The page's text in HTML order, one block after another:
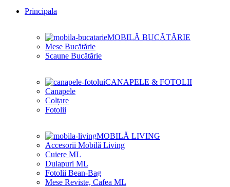
Principala
MOBILĂ BUCĂTĂRIE
Mese Bucătărie
Scaune Bucătărie
CANAPELE & FOTOLII
Canapele
Colțare
Fotolii
MOBILĂ LIVING
Accesorii Mobilă Living
Cuiere ML
Dulapuri ML
Fotolii Bean-Bag
Mese Reviste, Cafea ML